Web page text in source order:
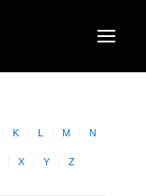
K L M N
X Y Z